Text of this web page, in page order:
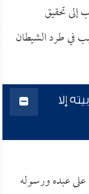
إلى تحقيق
في طرد الشيطان
إلا
على عبده ورسوله